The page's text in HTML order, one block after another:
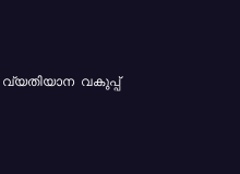
വ്യതിയാന വകുപ്പ്